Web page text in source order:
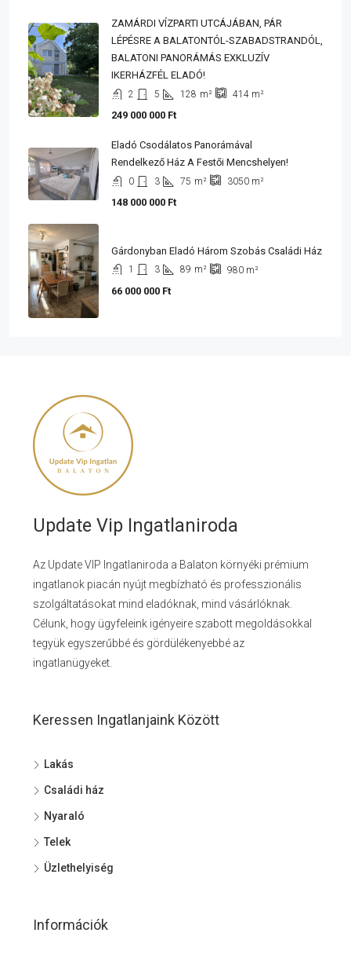
ZAMÁRDI VÍZPARTI UTCÁJÁBAN, PÁR
LÉPÉSRE A BALATONTÓL-SZABADSTRANDÓL,
BALATONI PANORÁMÁS EXKLUZÍV
IKERHÁZFÉL ELADÓ!
2 5 128 m² 414 m²
249 000 000 Ft
Eladó Csodálatos Panorámával
Rendelkező Ház A Festői Mencshelyen!
0 3 75 m² 3050 m²
148 000 000 Ft
Gárdonyban Eladó Három Szobás Családi Ház
1 3 89 m² 980 m²
66 000 000 Ft
Update Vip Ingatlaniroda
Az Update VIP Ingatlaniroda a Balaton környéki prémium
ingatlanok piacán nyújt megbízható és professzionális
szolgáltatásokat mind eladóknak, mind vásárlóknak.
Célunk, hogy ügyfeleink igényeire szabott megoldásokkal
tegyük egyszerűbbé és gördülékenyebbé az
ingatlanügyeket.
Keressen Ingatlanjaink Között
Lakás
Családi ház
Nyaraló
Telek
Üzlethelyiség
Információk